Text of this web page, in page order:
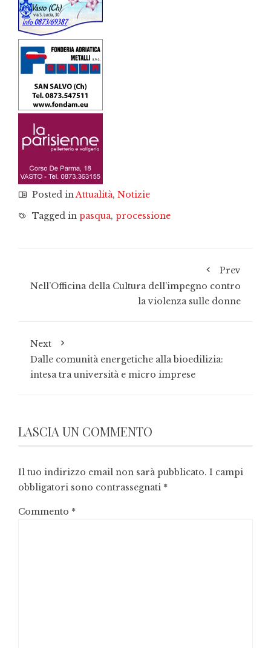
Posted inAttualità, Notizie
Tagged in pasqua, processione
Prev
Nell’Officina della Cultura dell’impegno contro
la violenza sulle donne
Next
Dalle comunità energetiche alla bioedilizia:
intesa tra università e micro imprese
LASCIA UN COMMENTO
Il tuo indirizzo email non sarà pubblicato. I campi
obbligatori sono contrassegnati *
Commento *